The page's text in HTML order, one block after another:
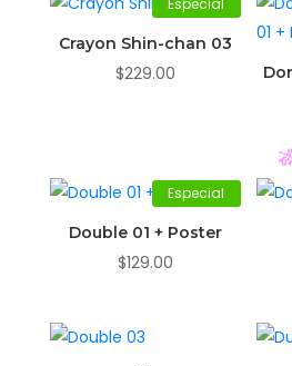
Especial
Crayon Shin-chan 03
$229.00
Especial
Double 01 + Poster
$129.00